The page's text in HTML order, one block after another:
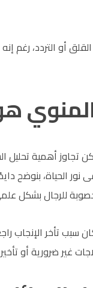
القلق أو
أهمية تحليل
الحياة، بنوضح
للرجال بشكل
سبب تأخر الإنجاب
غير ضرورية أو